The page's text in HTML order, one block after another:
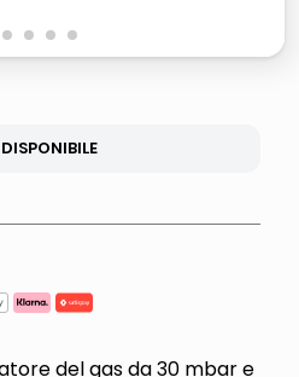
2 3 4 5
del gas da 30 mbar e